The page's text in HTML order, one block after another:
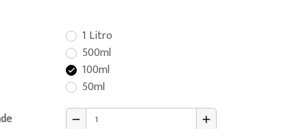
1 Litro
500ml

100ml
50ml
remove add